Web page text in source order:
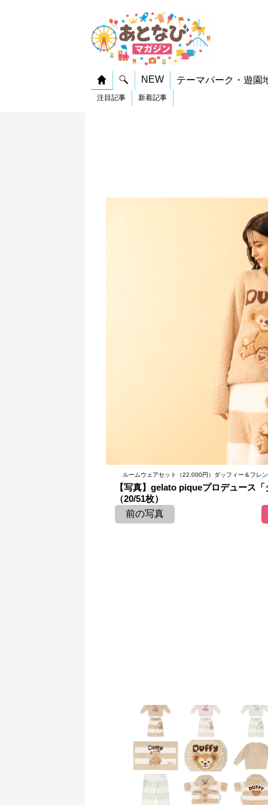
NEW テーマパーク・遊園
注目記事 新着記事
ルームウェアセット（22,000円）ダッフィー＆フレ
【写真】gelato piqueプロデュース
（20/51枚）
前の写真